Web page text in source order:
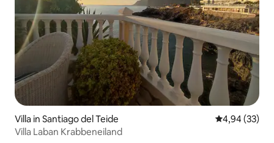
Villa in Santiago del Teide Gemiddelde
4,94 (33)
Villa Laban Krabbeneiland